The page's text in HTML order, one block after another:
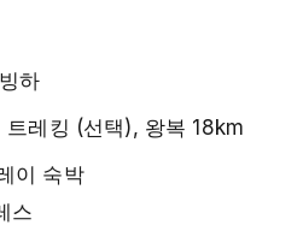
하
레킹 (선택), 왕복 18km
이 숙박
스